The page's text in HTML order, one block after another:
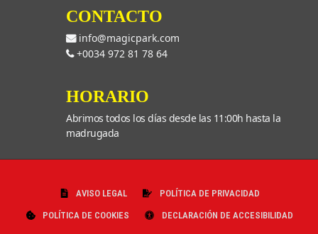
CONTACTO
info@magicpark.com
+0034 972 81 78 64
HORARIO
Abrimos todos los días desde las 11:00h hasta la
madrugada
AVISO LEGAL POLÍTICA DE PRIVACIDAD
POLÍTICA DE COOKIES DECLARACIÓN DE ACCESIBILIDAD